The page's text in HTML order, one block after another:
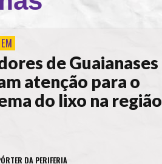
de Guaianases
atenção para o
do lixo na região
DA PERIFERIA